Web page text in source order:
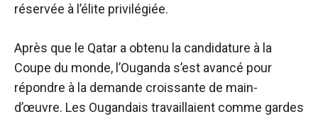
réservée à l’élite privilégiée.
Après que le Qatar a obtenu la candidature à la
Coupe du monde, l’Ouganda s’est avancé pour
répondre à la demande croissante de main-
d’œuvre. Les Ougandais travaillaient comme gardes